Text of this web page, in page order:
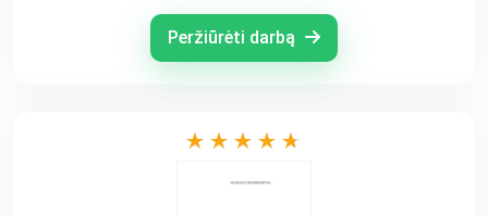
Peržiūrėti darbą